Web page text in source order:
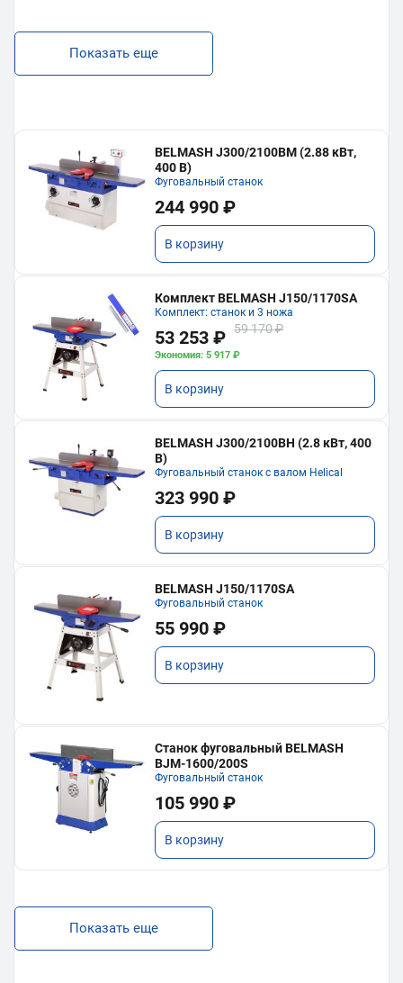
Показать еще
BELMASH J300/2100ВМ (2.88 кВт,
400 В)
Фуговальный станок
244 990 ₽
В корзину
Комплект BELMASH J150/1170SA
Комплект: станок и 3 ножа
53 253 ₽ 59 170 ₽
Экономия: 5 917 ₽
В корзину
BELMASH J300/2100ВH (2.8 кВт, 400
В)
Фуговальный станок с валом Helical
323 990 ₽
В корзину
BELMASH J150/1170SA
Фуговальный станок
55 990 ₽
В корзину
Станок фуговальный BELMASH
BJM-1600/200S
Фуговальный станок
105 990 ₽
В корзину
Показать еще